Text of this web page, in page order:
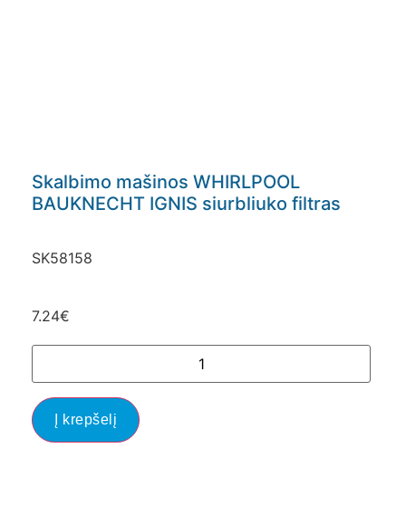
Skalbimo mašinos WHIRLPOOL
BAUKNECHT IGNIS siurbliuko filtras
SK58158
7.24€
Į krepšelį